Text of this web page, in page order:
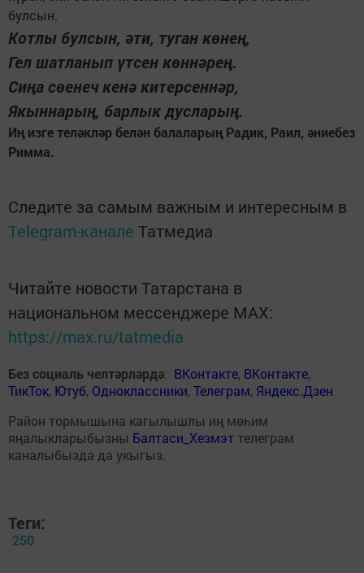
булсын.
Котлы булсын, әти, туган көнең,
Гел шатланып үтсен көннәрең.
Сиңа сөенеч кенә китерсеннәр,
Якыннарың, барлык дусларың.
Иң изге теләкләр белән балаларың Радик, Раил, әниебез
Римма.
Следите за самым важным и интересным в
Telegram-канале Татмедиа
Читайте новости Татарстана в
национальном мессенджере MАХ:
https://max.ru/tatmedia
Без социаль челтәрләрдә: ВКонтакте, ВКонтакте,
ТикТок, Ютуб, Одноклассники,Телеграм, Яндекс.Дзен
Район тормышына кагылышлы иң мөһим
яңалыкларыбызны Балтаси_Хезмэт телеграм
каналыбызда да укыгыз.
Теги:
250